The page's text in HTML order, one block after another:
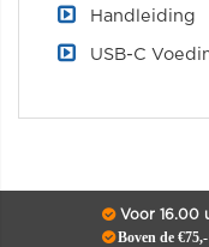
Handleiding
USB-C
Voor 16.00
Boven de €75,-